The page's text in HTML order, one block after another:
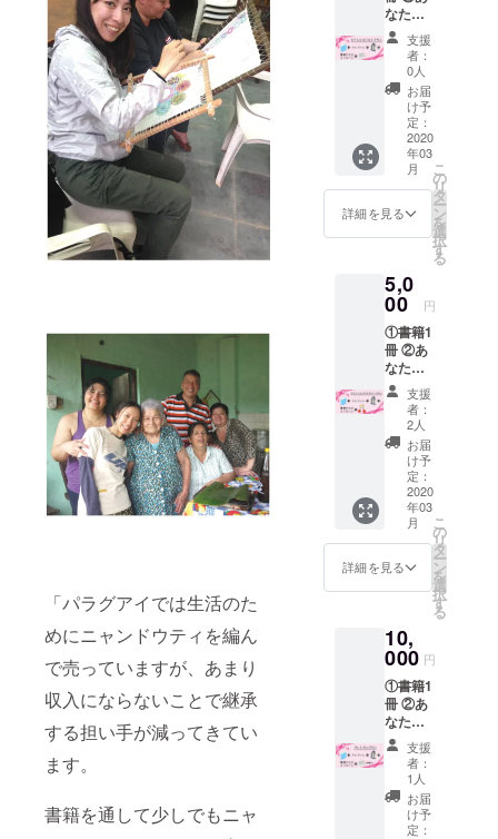
「パラグアイでは生活のた
めにニャンドウティを編ん
で売っていますが、あまり
収入にならないことで継承
する担い手が減ってきてい
ます。
書籍を通して少しでもニャ
選びく
ださ
い。 ④
著者か
らの
メッ
セージ
点 ※著
者の千
森麻由
先生が
ご支援
者様の
ために
作成し
たアク
セサ
リー
（ピア
リター
ンとし
てお送
りいた
しま
す。 備
考欄に
以下ご
記入く
ださ
い。 ・
ニャン
ドゥ
ティの
ご希望
の色
（赤
ラデー
ション
系、ま
たは、
おまか
せ） ・
ピアス
or イヤ
リング
金属ア
レル
ギーの
なたの
お名前
を掲載
※ご支援
の際に
必ず備
考欄に
ご希望
のお名
前をご
記入く
ださ
い。
③repic
リジナ
ルトー
トバッ
グ
（CAM
PFIRE
限定）
※トート
バッグ
は、
ミッド
ナイト
ブルー
とブ
ラック
とワイ
ンレッ
色をリ
ターン
のオプ
ション
よりお
選びく
ださ
い。 ④
著者か
らの
メッ
セージ
支援
者：
0人
お届
け予
定：
2020
年03
月
詳細を見る
こ
の
リ
タ
ー
ン
を
選
択
す
る
5,0
00 円
①書籍1
冊 ②あ
なたの
お名前
を掲載
※ご支援
の際に
必ず備
考欄に
ご希望
のお名
前をご
記入く
ださ
い。
③repic
リジナ
ルトー
トバッ
グ
（CAM
PFIRE
限定）
※トート
バッグ
は、
ミッド
ナイト
支援
者：
2人
お届
け予
定：
2020
年03
月
詳細を見る
こ
の
リ
タ
ー
ン
を
選
択
す
る
10,
000 円
①書籍1
冊 ②あ
なたの
お名前
を掲載
※ご支援
の際に
必ず備
考欄に
支援
者：
1人
お届
け予
定：